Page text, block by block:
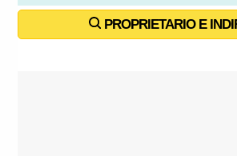
PROPRIETARIO E